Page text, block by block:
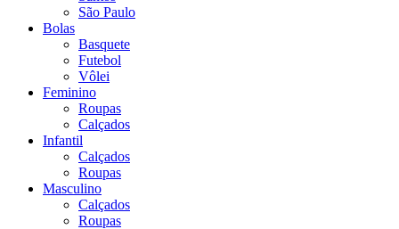
São Paulo
Bolas
Basquete
Futebol
Vôlei
Feminino
Roupas
Calçados
Infantil
Calçados
Roupas
Masculino
Calçados
Roupas